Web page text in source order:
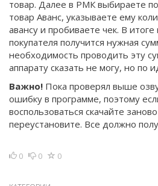
товар. Далее в РМК выбираете
товар Аванс, указываете ему
авансу и пробиваете чек. В итоге
покупателя получится нужная
необходимость проводить эту
аппарату сказать не могу, но по
Важно! Пока проверял выше
ошибку в программе, поэтому
воспользоваться скачайте
переустановите. Все должно
0 0 0